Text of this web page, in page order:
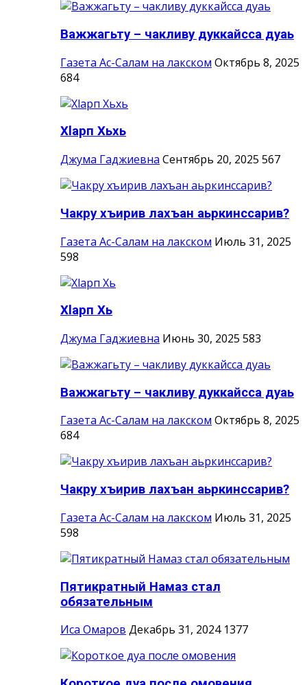
Важжагьту – чакливу дуккайсса дуаь
Газета Ас-Салам на лакском Октябрь 8, 2025
684
Хlарп Хьхь
Джума Гаджиевна Сентябрь 20, 2025 567
Чакру хъирив лахъан аьркинссарив?
Газета Ас-Салам на лакском Июль 31, 2025
598
Хlарп Хь
Джума Гаджиевна Июнь 30, 2025 583
Важжагьту – чакливу дуккайсса дуаь
Газета Ас-Салам на лакском Октябрь 8, 2025
684
Чакру хъирив лахъан аьркинссарив?
Газета Ас-Салам на лакском Июль 31, 2025
598
Пятикратный Намаз стал
обязательным
Иса Омаров Декабрь 31, 2024 1377